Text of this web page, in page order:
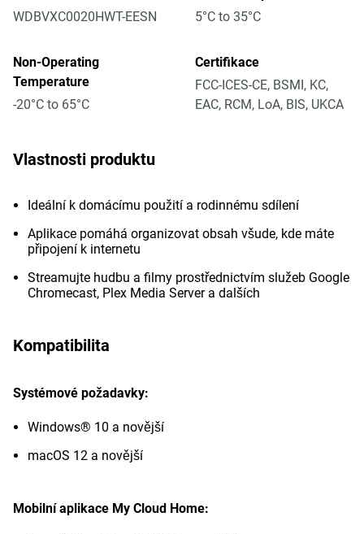
WDBVXC0020HWT-EESN
5°C to 35°C
Non-Operating
Temperature
-20°C to 65°C
Certifikace
FCC-ICES-CE, BSMI, KC,
EAC, RCM, LoA, BIS, UKCA
Vlastnosti produktu
Ideální k domácímu použití a rodinnému sdílení
Aplikace pomáhá organizovat obsah všude, kde máte
připojení k internetu
Streamujte hudbu a filmy prostřednictvím služeb Google
Chromecast, Plex Media Server a dalších
Kompatibilita
Systémové požadavky:
Windows® 10 a novější
macOS 12 a novější
Mobilní aplikace My Cloud Home: